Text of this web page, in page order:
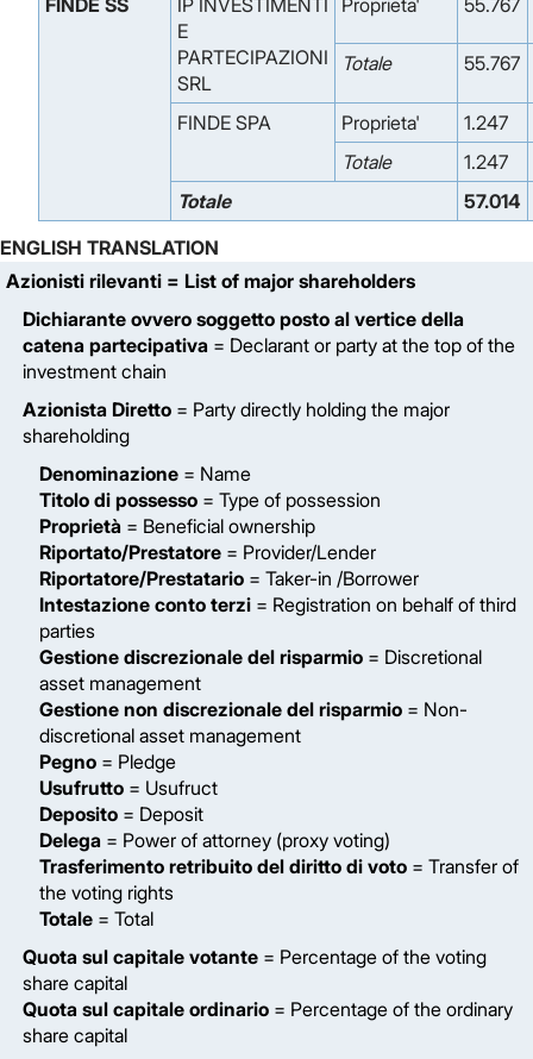
FINDE SS
IP INVESTIMENTI
E
PARTECIPAZIONI
SRL
Proprieta' 55.767
Totale 55.767
FINDE SPA Proprieta'
1.247
Totale
1.247
Totale
57.014
ENGLISH TRANSLATION
Azionisti rilevanti = List of major shareholders
Dichiarante ovvero soggetto posto al vertice della
catena partecipativa = Declarant or party at the top of the
investment chain
Azionista Diretto = Party directly holding the major
shareholding
Denominazione = Name
Titolo di possesso = Type of possession
Proprietà = Beneficial ownership
Riportato/Prestatore = Provider/Lender
Riportatore/Prestatario = Taker-in /Borrower
Intestazione conto terzi = Registration on behalf of third
parties
Gestione discrezionale del risparmio = Discretional
asset management
Gestione non discrezionale del risparmio = Non-
discretional asset management
Pegno = Pledge
Usufrutto = Usufruct
Deposito = Deposit
Delega = Power of attorney (proxy voting)
Trasferimento retribuito del diritto di voto = Transfer of
the voting rights
Totale = Total
Quota sul capitale votante = Percentage of the voting
share capital
Quota sul capitale ordinario = Percentage of the ordinary
share capital